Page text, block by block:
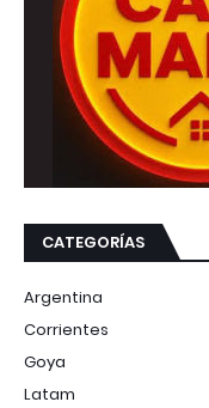
CATEGORÍAS
Argentina
Corrientes
Goya
Latam